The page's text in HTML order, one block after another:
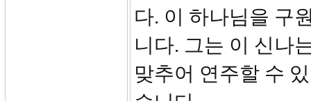
다. 이 하나님을 구
니다. 그는 이 신나
맞추어 연주할 수